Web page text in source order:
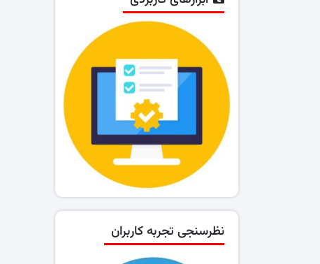
نظرسنجی تجربه کاربران